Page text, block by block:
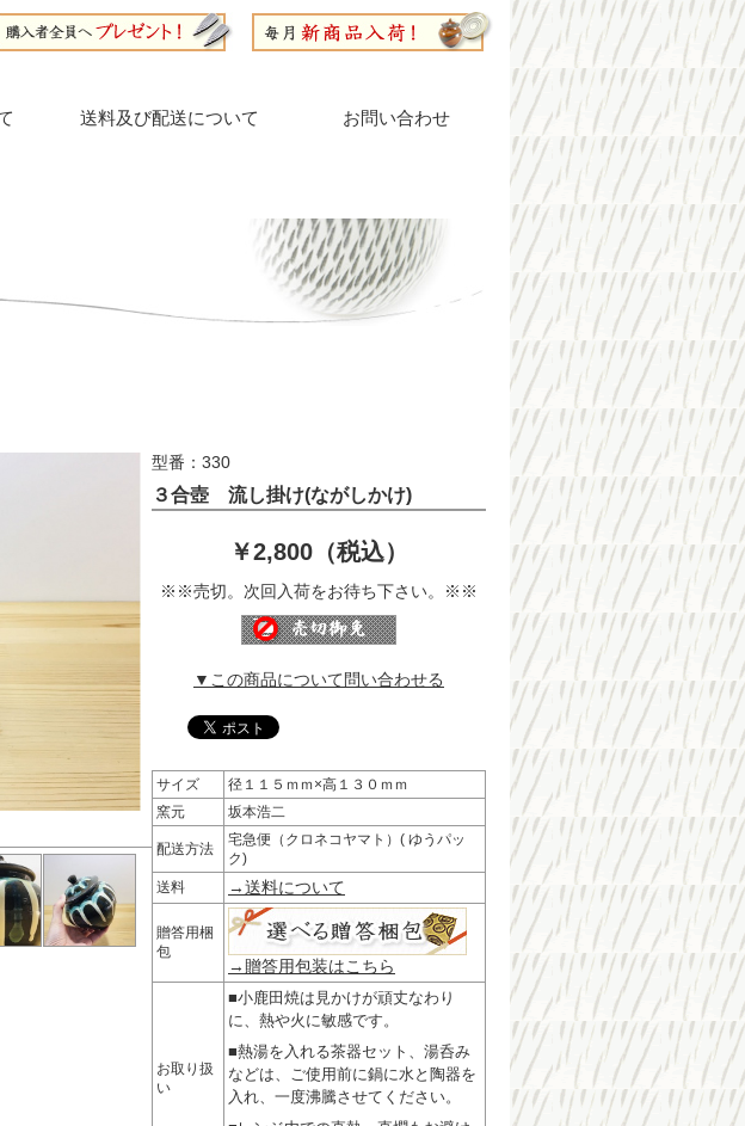
送料及び配送について お問い合わせ
型番：330
３合壺 流し掛け(ながしかけ)
￥2,800（税込）
※※売切。次回入荷をお待ち下さい。※※
▼この商品について問い合わせる
サイズ
径１１５ｍｍ×高１３０ｍｍ
窯元
坂本浩二
配送方法
宅急便（クロネコヤマト）( ゆうパッ
ク)
送料
→送料について
贈答用梱
包
→贈答用包装はこちら
お取り扱
い
■小鹿田焼は見かけが頑丈なわり
に、熱や火に敏感です。
■熱湯を入れる茶器セット、湯呑み
などは、ご使用前に鍋に水と陶器を
入れ、一度沸騰させてください。